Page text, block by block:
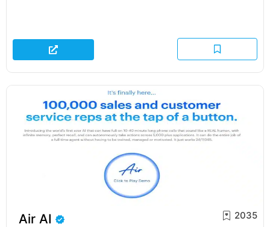
Air AI 2035